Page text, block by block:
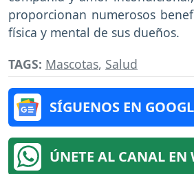
proporcionan numerosos
física y mental de sus dueños.
TAGS: Mascotas, Salud
SÍGUENOS EN
ÚNETE AL CANAL EN